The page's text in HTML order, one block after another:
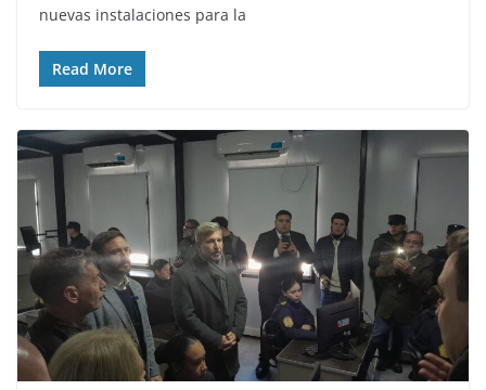
nuevas instalaciones para la
Read More